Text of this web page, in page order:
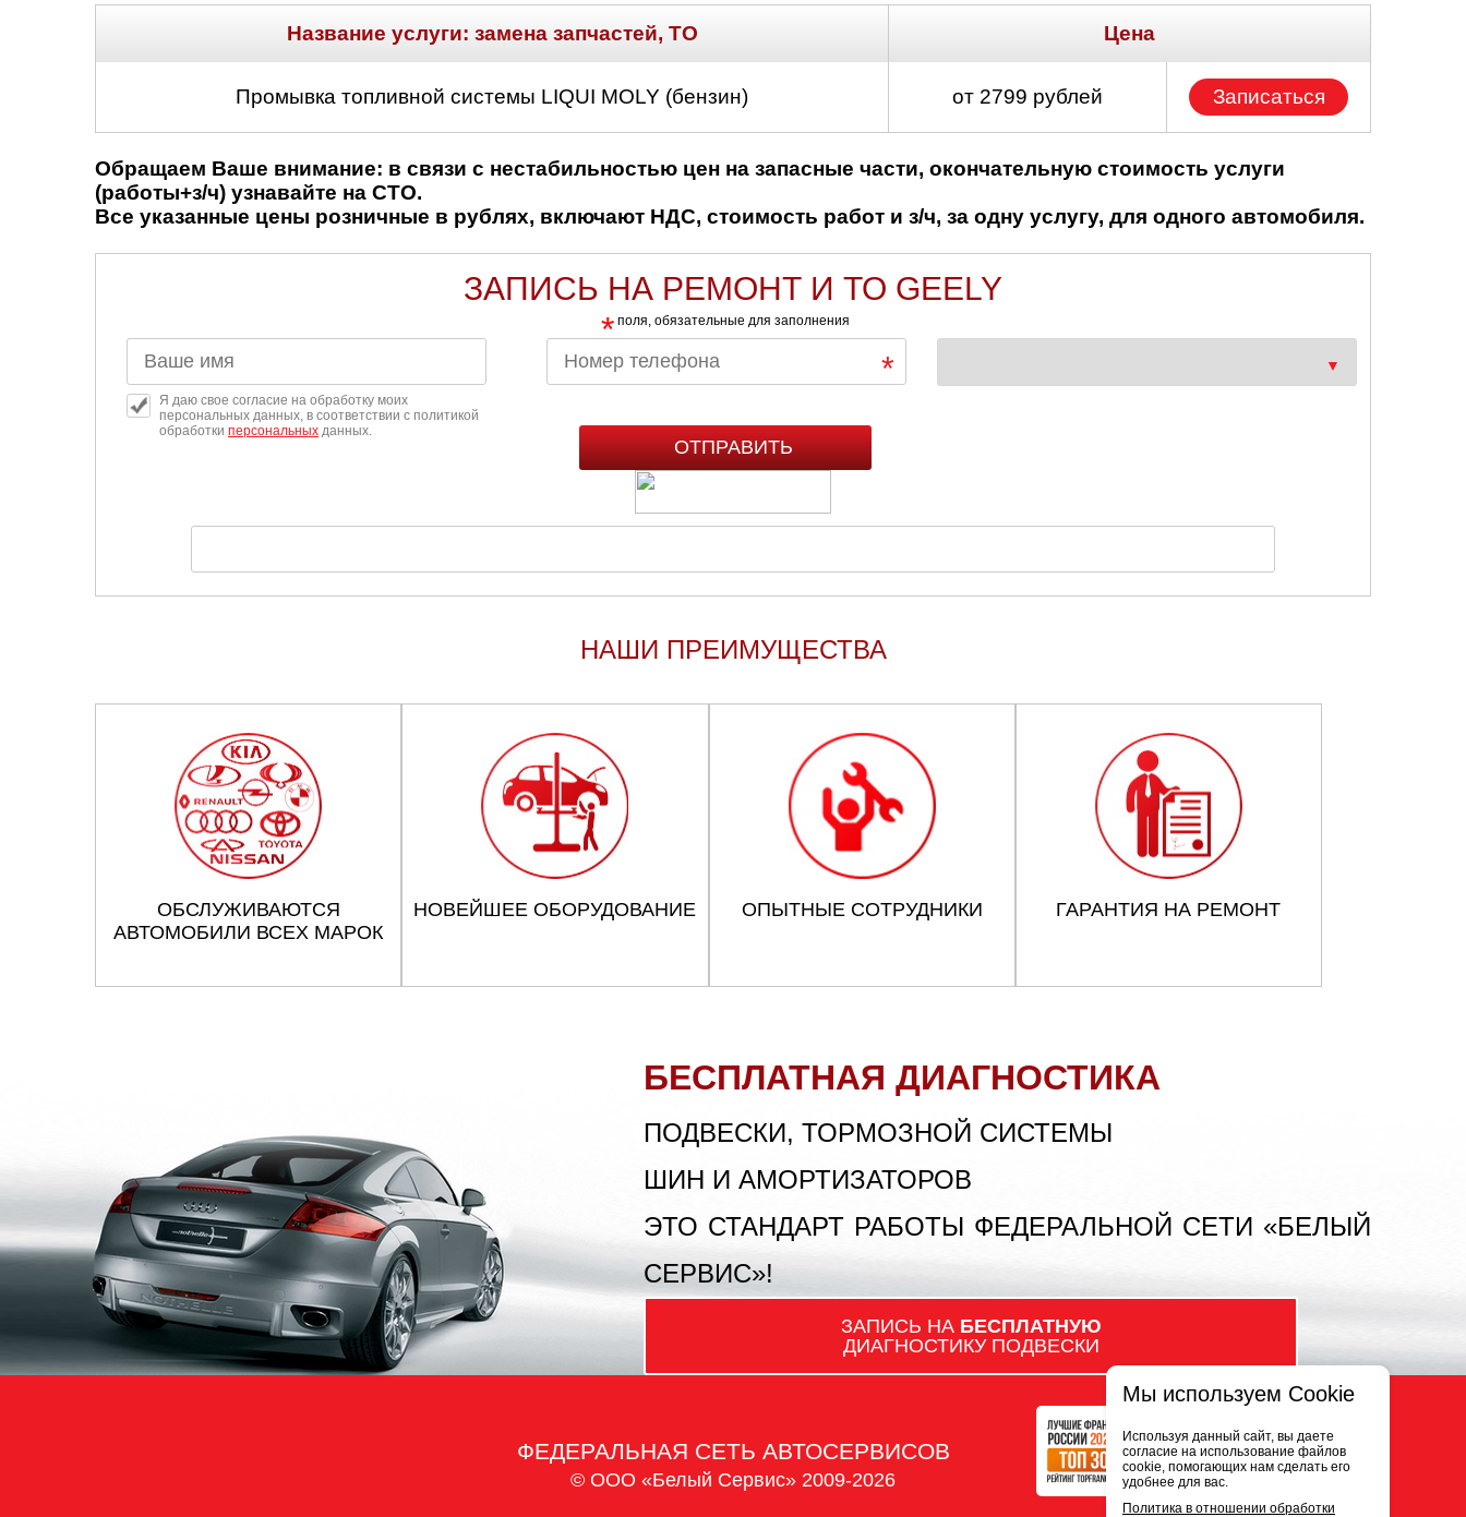
Название услуги: замена запчастей, ТО Цена
Промывка топливной системы LIQUI MOLY (бензин) от 2799 рублей Записаться
Обращаем Ваше внимание: в связи с нестабильностью цен на запасные части, окончательную стоимость услуги
(работы+з/ч) узнавайте на СТО.
Все указанные цены розничные в рублях, включают НДС, стоимость работ и з/ч, за одну услугу, для одного автомобиля.
ЗАПИСЬ НА РЕМОНТ И ТО GEELY
* поля, обязательные для заполнения
Я даю свое согласие на обработку моих
персональных данных, в соответствии с политикой
обработки персональных данных.
НАШИ ПРЕИМУЩЕСТВА
ОБСЛУЖИВАЮТСЯ
АВТОМОБИЛИ ВСЕХ МАРОК
НОВЕЙШЕЕ ОБОРУДОВАНИЕ ОПЫТНЫЕ СОТРУДНИКИ ГАРАНТИЯ НА РЕМОНТ
БЕСПЛАТНАЯ ДИАГНОСТИКА
ПОДВЕСКИ, ТОРМОЗНОЙ СИСТЕМЫ
ШИН И АМОРТИЗАТОРОВ
ЭТО СТАНДАРТ РАБОТЫ ФЕДЕРАЛЬНОЙ СЕТИ «БЕЛЫЙ
СЕРВИС»!
ЗАПИСЬ НА БЕСПЛАТНУЮ
ДИАГНОСТИКУ ПОДВЕСКИ
ФЕДЕРАЛЬНАЯ СЕТЬ АВТОСЕРВИСОВ
© ООО «Белый Сервис» 2009-2026
Мы используем Cookie
Используя данный сайт, вы даете
согласие на использование файлов
cookie, помогающих нам сделать его
удобнее для вас.
Политика в отношении обработки